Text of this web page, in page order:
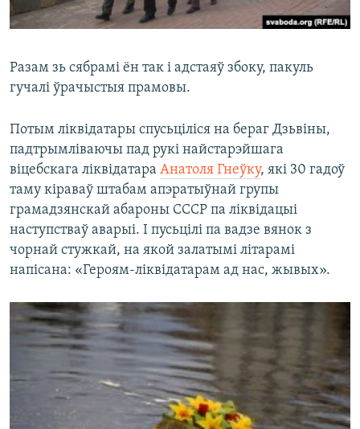
Разам зь сябрамі ён так і адстаяў збоку, пакуль
гучалі ўрачыстыя прамовы.
Потым ліквідатары спусьціліся на бераг Дзьвіны,
падтрымліваючы пад рукі найстарэйшага
віцебскага ліквідатара Анатоля Гнеўку, які 30 гадоў
таму кіраваў штабам апэратыўнай групы
грамадзянскай абароны СССР па ліквідацыі
наступстваў аварыі. І пусьцілі па вадзе вянок з
чорнай стужкай, на якой залатымі літарамі
напісана: «Героям-ліквідатарам ад нас, жывых».